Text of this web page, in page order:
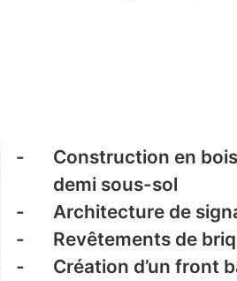
Construction en
demi sous-sol
Architecture de
Revêtements de
Création d’un front